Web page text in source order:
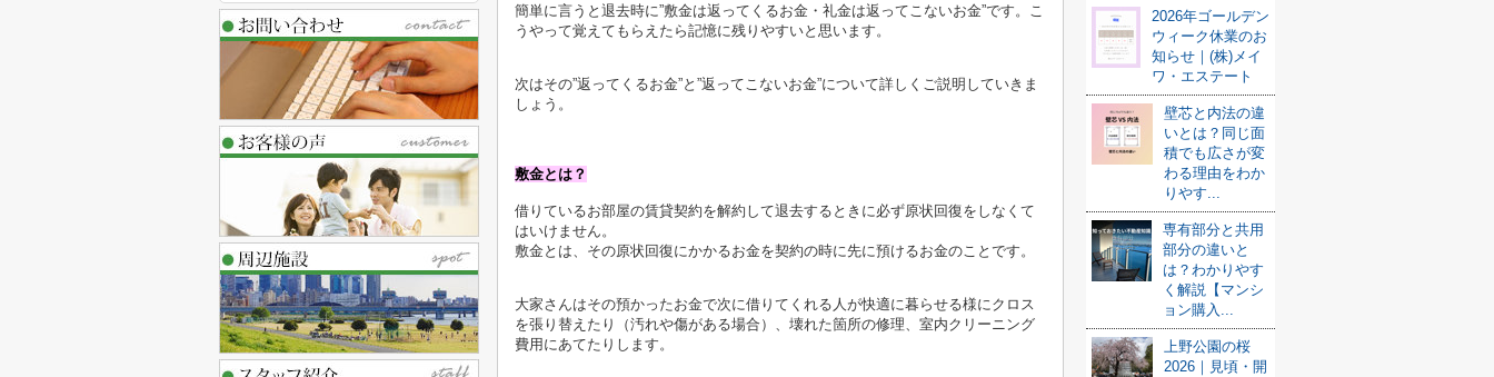
簡単に言うと退去時に”敷金は返ってくるお金・礼金は返ってこないお金”です。 こ
うやって覚えてもらえたら記憶に残りやすいと思います。
次はその”返ってくるお金”と”返ってこないお金”について詳しくご説明していきま
しょう。
敷金とは？
借りているお部屋の賃貸契約を解約して退去するときに必ず原状回復をしなくて
はいけません。
敷金とは、その原状回復にかかるお金を契約の時に先に預けるお金のことです。
大家さんはその預かったお金で次に借りてくれる人が快適に暮らせる様にクロス
を張り替えたり（汚れや傷がある場合）、壊れた箇所の修理、室内クリーニング
費用にあてたりします。
2026年ゴールデン
ウィーク休業のお
知らせ｜(株)メイ
ワ・エステート
壁芯と内法の違
いとは？同じ面
積でも広さが変
わる理由をわか
りやす...
専有部分と共用
部分の違いと
は？わかりやす
く解説【マンシ
ョン購入...
上野公園の桜
2026｜見頃・開